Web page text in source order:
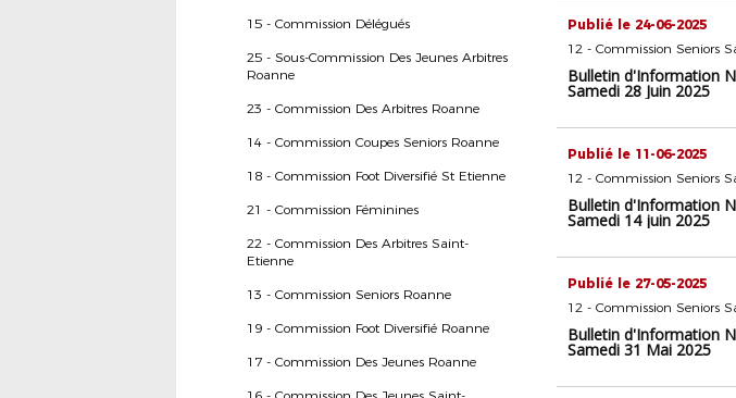
15 - Commission Délégués
25 - Sous-Commission Des Jeunes Arbitres
Roanne
23 - Commission Des Arbitres Roanne
14 - Commission Coupes Seniors Roanne
18 - Commission Foot Diversifié St Etienne
21 - Commission Féminines
22 - Commission Des Arbitres Saint-
Etienne
13 - Commission Seniors Roanne
19 - Commission Foot Diversifié Roanne
17 - Commission Des Jeunes Roanne
Publié le 24-06-2025
12 - Commission Seniors
Bulletin d'Information
Samedi 28 Juin 2025
Publié le 11-06-2025
12 - Commission Seniors
Bulletin d'Information
Samedi 14 juin 2025
Publié le 27-05-2025
12 - Commission Seniors
Bulletin d'Information
Samedi 31 Mai 2025